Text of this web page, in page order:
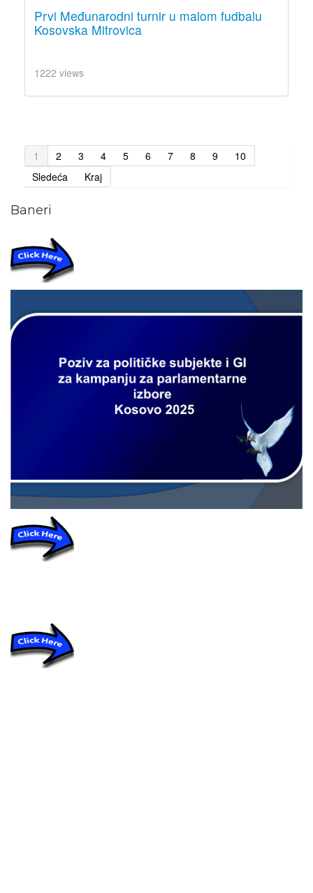
Prvi Međunarodni turnir u malom fudbalu
Kosovska Mitrovica
1222 views
1 2 3 4 5 6 7 8 9
10
Sledeća
Kraj
Baneri